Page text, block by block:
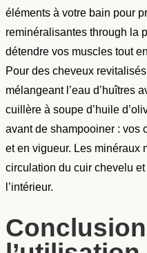
éléments à votre bain pour
reminéralisantes through la
détendre vos muscles tout
Pour des cheveux
mélangeant l’eau d’huîtres
cuillère à soupe d’huile
avant de shampooiner : vos
et en vigueur. Les minéraux
circulation du cuir chevelu
l’intérieur.